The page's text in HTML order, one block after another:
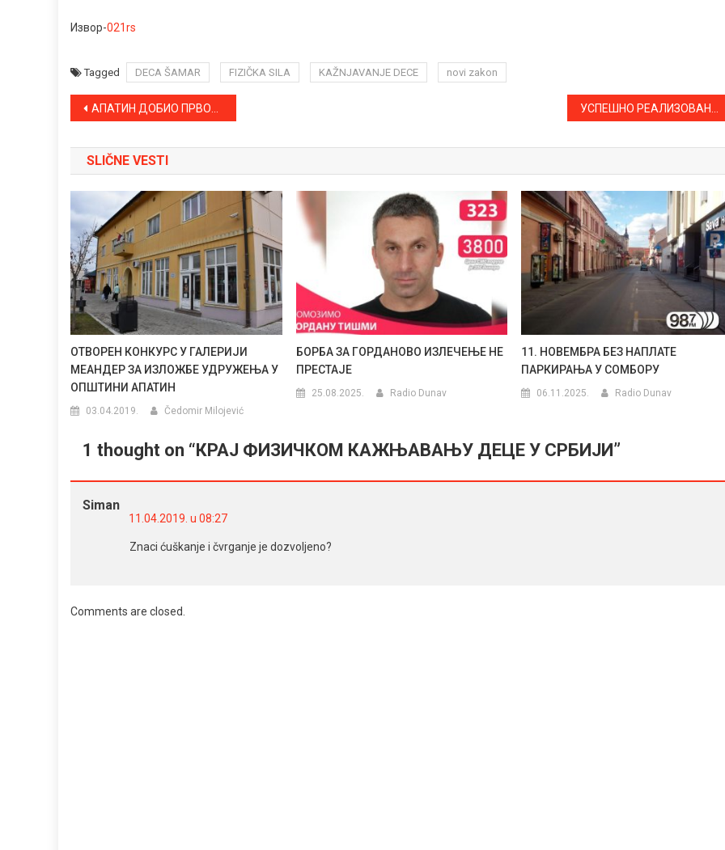
Извор-021rs
Tagged DECA ŠAMAR FIZIČKA SILA KAŽNJAVANJE DECE novi zakon
Kretanje
članka
АПАТИН ДОБИО ПРВОГ МЕЂУНАРОДНОГ КАЈАКАШКОГ СУДИЈУ
SLIČNE VESTI
ОТВОРЕН КОНКУРС У ГАЛЕРИЈИ
МЕАНДЕР ЗА ИЗЛОЖБЕ УДРУЖЕЊА У
ОПШТИНИ АПАТИН
03.04.2019. Čedomir Milojević
БОРБА ЗА ГОРДАНОВО ИЗЛЕЧЕЊЕ НЕ
ПРЕСТАЈЕ
25.08.2025. Radio Dunav
11. НОВЕМБРА БЕЗ НАПЛАТЕ
ПАРКИРАЊА У СОМБОРУ
06.11.2025. Radio Dunav
1 thought on “КРАЈ ФИЗИЧКОМ КАЖЊАВАЊУ ДЕЦЕ У СРБИЈИ”
Siman
11.04.2019. u 08:27
Znaci ćuškanje i čvrganje je dozvoljeno?
Comments are closed.